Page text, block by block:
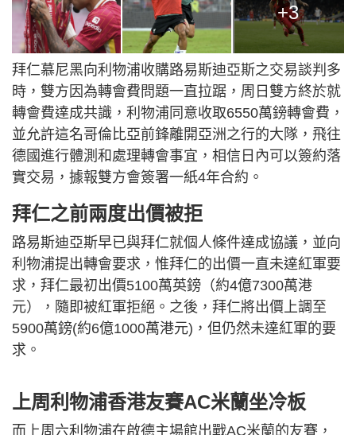
+3
拜仁慕尼黑向利物浦收購路易斯迪亞斯之交易談判多
時，雙方因為轉會費問題一直拉踞，周日雙方終於就
轉會費達成共識，利物浦同意收取6550萬鎊轉會費，
並允許這名哥倫比亞前鋒離開亞洲之行的大隊，飛往
德國進行體測和處理轉會事宜，相信日內可以簽約落
實交易，據報雙方會簽署一紙4年合約。
拜仁之前兩度出價被拒
路易斯迪亞斯早已與拜仁就個人條件達成協議，並向
利物浦提出轉會要求，惟拜仁的出價一直未達紅軍要
求，拜仁最初出價5100萬英鎊（約4億7300萬港
元），隨即被紅軍拒絕。之後，拜仁將出價上調至
5900萬鎊(約6億1000萬港元)，但仍然未達紅軍的要
求。
上周利物浦香港友賽AC米蘭坐冷板
而上周六利物浦在啟德主場館出戰AC米蘭的友賽，